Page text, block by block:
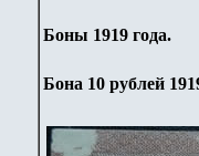
Боны 1919 года.
Бона 10 рублей